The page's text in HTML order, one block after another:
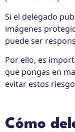
Si el delegado
imágenes
puede ser
Por ello, es
que pongas en
evitar estos
Cómo